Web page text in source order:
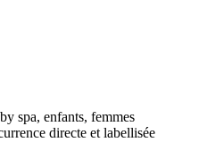
spa, enfants, femmes
directe et labellisée